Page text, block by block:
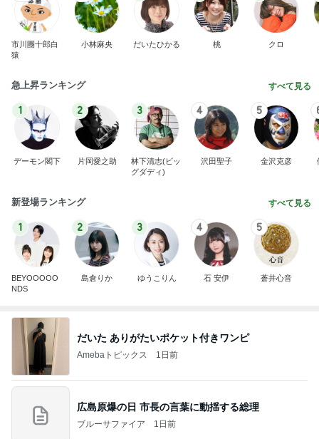
市川團十郎白
猿
小林麻央 だいたひかる 桃 クロ
急上昇ランキング すべて見る
1
デーモン閣下
2
片岡愛之助
3
林下清志(ビッ
グダディ)
4
沢田聖子
5
金沢克彦
新登場ランキング すべて見る
1
BEYOOOOO
NDS
2
島倉りか
3
ゆうこりん
4
石 安伊
5
蒼井心音
だいた ありがたいポケット付きワンピ
Amebaトピックス 1日前
広島原爆の日 市長の言葉に動揺する総理
ブルーサファイア 1日前